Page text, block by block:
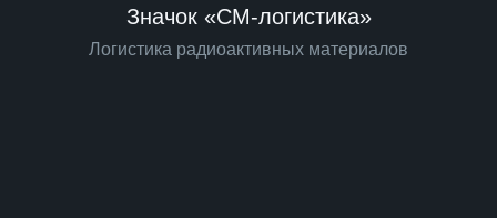
Значок «СМ-логистика»
Логистика радиоактивных материалов